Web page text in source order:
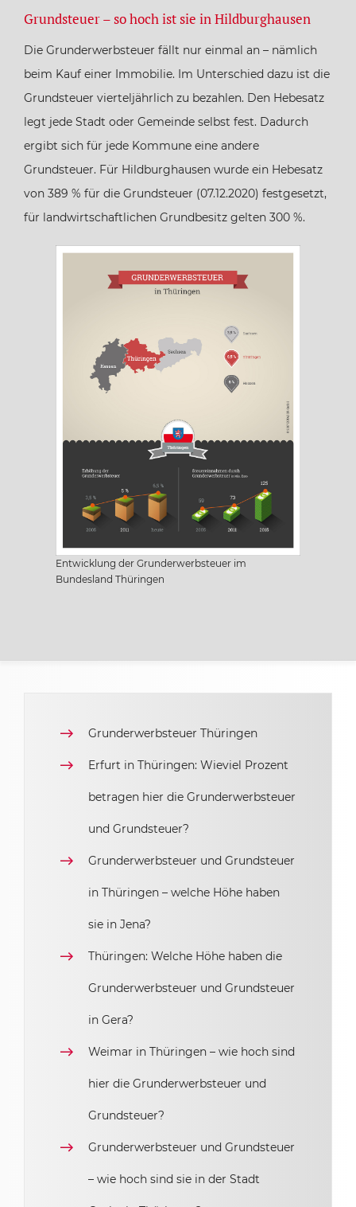
Berlin
Brandenburg
Bremen
Hamburg
Hessen
Nordrhein-Westfalen
Sachsen
Sachsen-Anhalt
Grundsteuer – so hoch ist sie in Hildburghausen
Die Grunderwerbsteuer fällt nur einmal an – nämlich
beim Kauf einer Immobilie. Im Unterschied dazu ist die
Grundsteuer vierteljährlich zu bezahlen. Den Hebesatz
legt jede Stadt oder Gemeinde selbst fest. Dadurch
ergibt sich für jede Kommune eine andere
Grundsteuer. Für Hildburghausen wurde ein Hebesatz
von 389 % für die Grundsteuer (07.12.2020) festgesetzt,
für landwirtschaftlichen Grundbesitz gelten 300 %.
Entwicklung der Grunderwerbsteuer im
Bundesland Thüringen
Grunderwerbsteuer Thüringen
Erfurt in Thüringen: Wieviel Prozent
betragen hier die Grunderwerbsteuer
und Grundsteuer?
Grunderwerbsteuer und Grundsteuer
in Thüringen – welche Höhe haben
sie in Jena?
Thüringen: Welche Höhe haben die
Grunderwerbsteuer und Grundsteuer
in Gera?
Weimar in Thüringen – wie hoch sind
hier die Grunderwerbsteuer und
Grundsteuer?
Grunderwerbsteuer und Grundsteuer
– wie hoch sind sie in der Stadt